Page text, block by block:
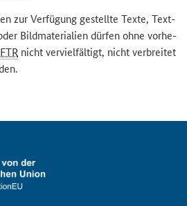
zur Ver­fü­gung ge­stell­te Texte, Text­
Bild­ma­te­ria­li­en dür­fen ohne vor­he­
nicht ver­viel­fäl­tigt, nicht ver­brei­tet